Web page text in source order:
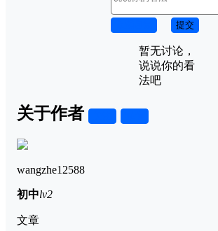
提交
暂无讨论，
说说你的看
法吧
关于作者
wangzhe12588
初中lv2
文章